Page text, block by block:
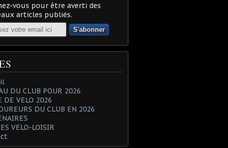
vous pour être averti des
articles publiés.
DU CLUB POUR 2026
DE VELO 2026
DU CLUB EN 2026
VELO-LOISIR